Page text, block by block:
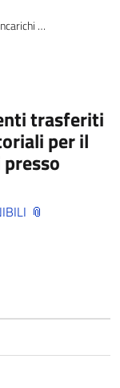
Istituto
trasferiti
per il